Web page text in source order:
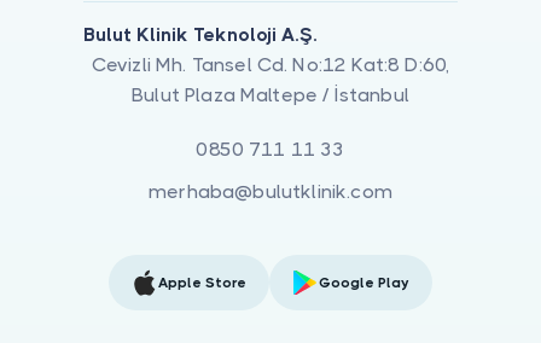
Bulut Klinik Teknoloji A.Ş.
Cevizli Mh. Tansel Cd. No:12 Kat:8 D:60,
Bulut Plaza Maltepe / İstanbul
0850 711 11 33
merhaba@bulutklinik.com
Apple Store Google Play